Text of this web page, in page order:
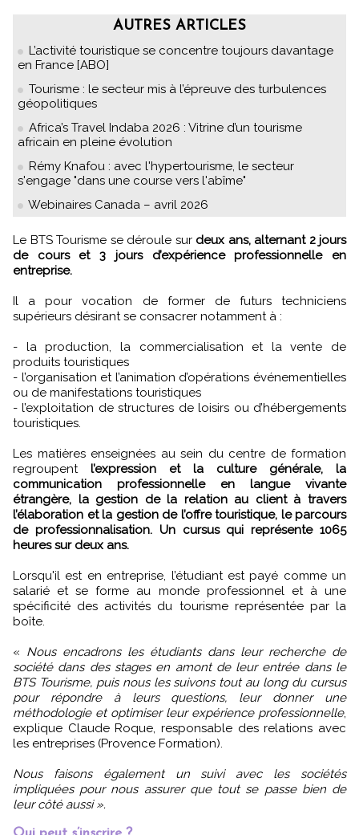
AUTRES ARTICLES
L’activité touristique se concentre toujours davantage
en France [ABO]
Tourisme : le secteur mis à l’épreuve des turbulences
géopolitiques
Africa’s Travel Indaba 2026 : Vitrine d’un tourisme
africain en pleine évolution
Rémy Knafou : avec l'hypertourisme, le secteur
s'engage "dans une course vers l'abîme"
Webinaires Canada – avril 2026
Le BTS Tourisme se déroule sur deux ans, alternant 2 jours
de cours et 3 jours d’expérience professionnelle en
entreprise.
Il a pour vocation de former de futurs techniciens
supérieurs désirant se consacrer notamment à :
- la production, la commercialisation et la vente de
produits touristiques
- l’organisation et l’animation d’opérations événementielles
ou de manifestations touristiques
- l’exploitation de structures de loisirs ou d’hébergements
touristiques.
Les matières enseignées au sein du centre de formation
regroupent l’expression et la culture générale, la
communication professionnelle en langue vivante
étrangère, la gestion de la relation au client à travers
l’élaboration et la gestion de l’offre touristique, le parcours
de professionnalisation. Un cursus qui représente 1065
heures sur deux ans.
Lorsqu'il est en entreprise, l’étudiant est payé comme un
salarié et se forme au monde professionnel et à une
spécificité des activités du tourisme représentée par la
boîte.
« Nous encadrons les étudiants dans leur recherche de
société dans des stages en amont de leur entrée dans le
BTS Tourisme, puis nous les suivons tout au long du cursus
pour répondre à leurs questions, leur donner une
méthodologie et optimiser leur expérience professionnelle,
explique Claude Roque, responsable des relations avec
les entreprises (Provence Formation).
Nous faisons également un suivi avec les sociétés
impliquées pour nous assurer que tout se passe bien de
leur côté aussi ».